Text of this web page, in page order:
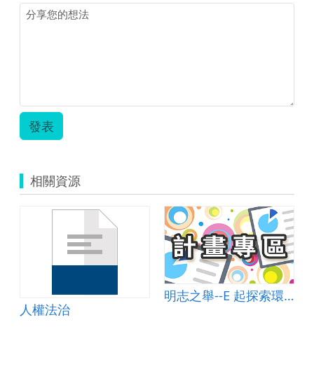
發表
相關資源
人權法治
明志之舉--E 起探索環境愛地球